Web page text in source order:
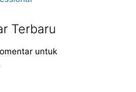
Terbaru
untuk